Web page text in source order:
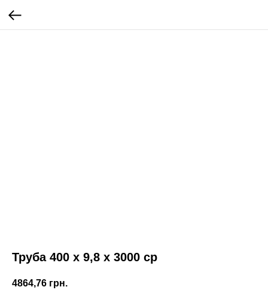
Труба 400 х 9,8 х 3000 ср
4864,76 грн.